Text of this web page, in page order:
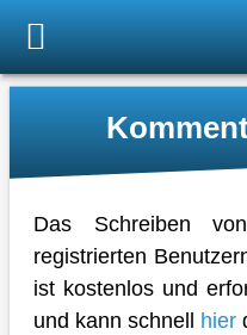
Das Schreiben
registrierten
ist kostenlos und
und kann schnell hier